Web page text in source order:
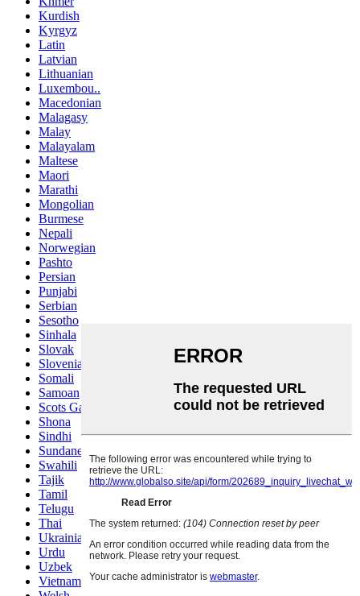
Kurdish
Kyrgyz
Latin
Latvian
Lithuanian
Luxembou..
Macedonian
Malagasy
Malay
Malayalam
Maltese
Maori
Marathi
Mongolian
Burmese
Nepali
Norwegian
Pashto
Persian
Punjabi
Serbian
Sesotho
Sinhala
Slovak
Slovenian
Somali
Samoan
Scots Gaelic
Shona
Sindhi
Sundanese
Swahili
Tajik
Tamil
Telugu
Thai
Ukrainian
Urdu
Uzbek
Vietnamese